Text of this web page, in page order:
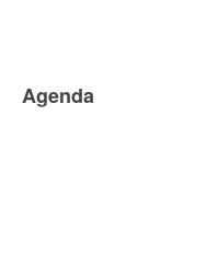
Agenda